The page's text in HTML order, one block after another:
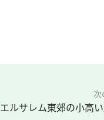
次
エルサレム東郊の小高